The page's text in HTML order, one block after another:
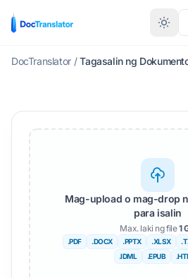
DocTranslator / Tagasalin ng
Mag-upload o mag-drop
para isalin
Max. laki ng file1
.PDF .DOCX .PPTX .XLSX
.IDML
.EPUB